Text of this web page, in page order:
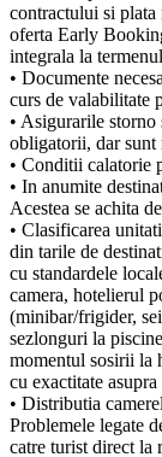
contractului si plata
oferta Early
integrala la
• Documente
curs de valabilitate
• Asigurarile storno
obligatorii, dar sunt
• Conditii calatorie
• In anumite
Acestea se achita
• Clasificarea
din tarile de
cu standardele
camera, hotelierul
(minibar/frigider,
sezlonguri la
momentul sosirii la
cu exactitate asupra
• Distributia
Problemele legate
catre turist direct la